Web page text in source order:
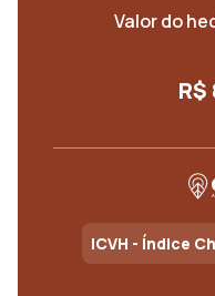
Valor do
R$
ICVH - Índice